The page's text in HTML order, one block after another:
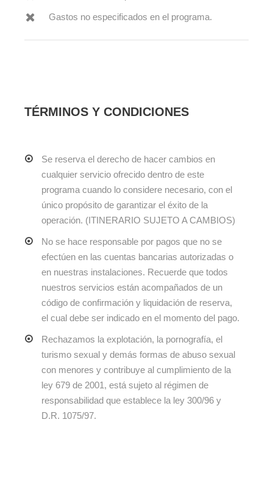
Gastos no especificados en el programa.
TÉRMINOS Y CONDICIONES
Se reserva el derecho de hacer cambios en
cualquier servicio ofrecido dentro de este
programa cuando lo considere necesario, con el
único propósito de garantizar el éxito de la
operación. (ITINERARIO SUJETO A CAMBIOS)
No se hace responsable por pagos que no se
efectúen en las cuentas bancarias autorizadas o
en nuestras instalaciones. Recuerde que todos
nuestros servicios están acompañados de un
código de confirmación y liquidación de reserva,
el cual debe ser indicado en el momento del pago.
Rechazamos la explotación, la pornografía, el
turismo sexual y demás formas de abuso sexual
con menores y contribuye al cumplimiento de la
ley 679 de 2001, está sujeto al régimen de
responsabilidad que establece la ley 300/96 y
D.R. 1075/97.